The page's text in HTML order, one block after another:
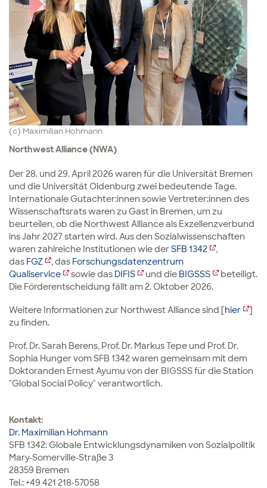
(c) Maximilian Hohmann
Northwest Alliance (NWA)
Der 28. und 29. April 2026 waren für die Universität Bremen
und die Universität Oldenburg zwei bedeutende Tage.
Internationale Gutachter:innen sowie Vertreter:innen des
Wissenschaftsrats waren zu Gast in Bremen, um zu
beurteilen, ob die Northwest Alliance als Exzellenzverbund
ins Jahr 2027 starten wird. Aus den Sozialwissenschaften
waren zahlreiche Institutionen wie derSFB 1342
,
das FGZ , das Forschungsdatenzentrum
Qualiservice
sowie das DIFIS und die BIGSSS
beteiligt.
Die Förderentscheidung fällt am 2. Oktober 2026.
Weitere Informationen zur Northwest Alliance sind [hier
]
zu finden.
Prof. Dr. Sarah Berens, Prof. Dr. Markus Tepe und Prof. Dr.
Sophia Hunger vom SFB 1342 waren gemeinsam mit dem
Doktoranden Ernest Ayumu von der BIGSSS für die Station
"Global Social Policy" verantwortlich.
Kontakt:
Dr. Maximilian Hohmann
SFB 1342: Globale Entwicklungsdynamiken von Sozialpolitik
Mary-Somerville-Straße 3
28359 Bremen
Tel.: +49 421 218-57058